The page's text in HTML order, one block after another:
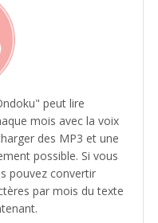
peut lire
mois avec la voix
des MP3 et une
possible. Si vous
pouvez convertir
par mois du texte